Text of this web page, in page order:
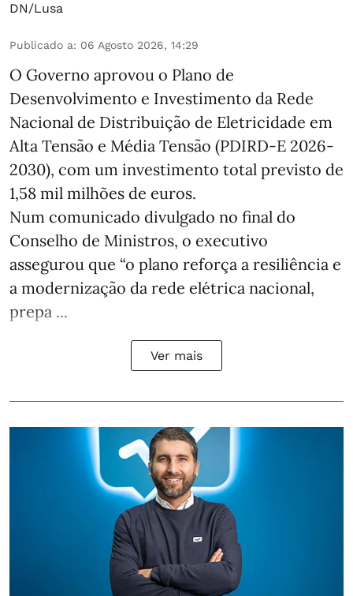
DN/Lusa
Publicado a: 06 Agosto 2026, 14:29
O Governo aprovou o Plano de
Desenvolvimento e Investimento da Rede
Nacional de Distribuição de Eletricidade em
Alta Tensão e Média Tensão (PDIRD-E 2026-
2030), com um investimento total previsto de
1,58 mil milhões de euros.
Num comunicado divulgado no final do
Conselho de Ministros, o executivo
assegurou que “o plano reforça a resiliência e
a modernização da rede elétrica nacional,
prepa ...
Ver mais